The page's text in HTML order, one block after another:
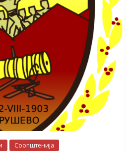
Соопштенија